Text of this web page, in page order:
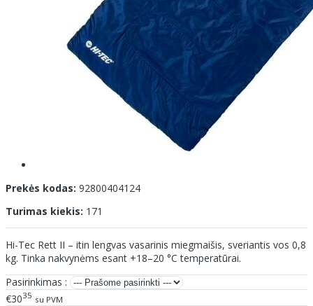
Prekės kodas: 92800404124
Turimas kiekis: 171
Hi-Tec Rett II – itin lengvas vasarinis miegmaišis, sveriantis vos 0,8
kg. Tinka nakvynėms esant +18–20 °C temperatūrai.
Pasirinkimas :
€3035 su PVM